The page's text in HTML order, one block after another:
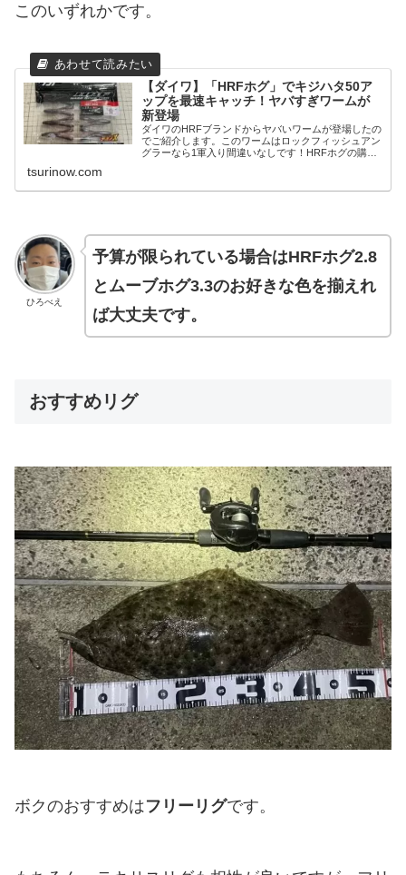
このいずれかです。
【ダイワ】「HRFホグ」でキジハタ50ア
ップを最速キャッチ！ヤバすぎワームが
新登場
ダイワのHRFブランドからヤバいワームが登場したの
でご紹介します。このワームはロックフィッシュアン
グラーなら1軍入り間違いなしです！HRFホグの購入
tsurinow.com
ひろべえ
予算が限られている場合はHRFホグ2.8
とムーブホグ3.3のお好きな色を揃えれ
ば大丈夫です。
おすすめリグ
ボクのおすすめはフリーリグです。